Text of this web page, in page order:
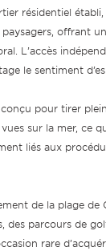
résidentiel
offrant
L’accès
le sentiment
pour tirer
vues sur la mer, ce
liés aux
de la plage de
des parcours de
rare